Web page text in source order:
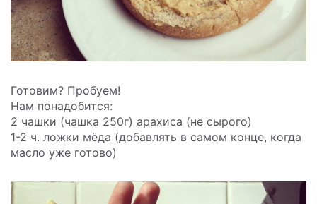
Готовим? Пробуем!
Нам понадобится:
2 чашки (чашка 250г) арахиса (не сырого)
1-2 ч. ложки мёда (добавлять в самом конце, когда
масло уже готово)